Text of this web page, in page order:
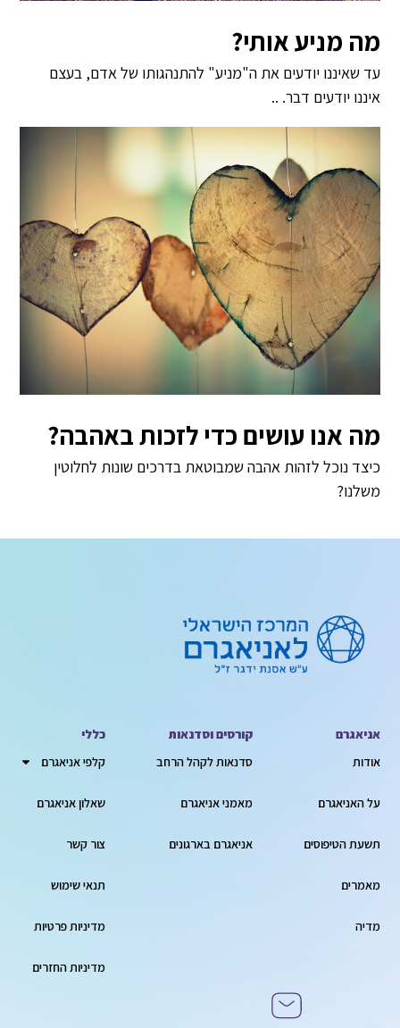
מה מניע אותי?
עד שאיננו יודעים את ה"מניע" להתנהגותו של אדם, בעצם
איננו יודעים דבר. ..
מה אנו עושים כדי לזכות באהבה?
כיצד נוכל לזהות אהבה שמבוטאת בדרכים שונות לחלוטין
משלנו?
אניאגרם
אודות
על האניאגרם
תשעת הטיפוסים
מאמרים
מדיה
קורסים וסדנאות
סדנאות לקהל הרחב
מאמני אניאגרם
אניאגרם בארגונים
כללי
קלפי אניאגרם
שאלון אניאגרם
צור קשר
תנאי שימוש
מדיניות פרטיות
מדיניות החזרים